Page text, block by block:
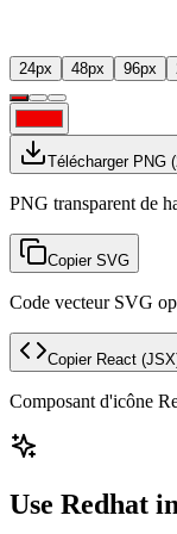
24px 48px 96px
Télécharger PNG (
PNG transparent de
Copier SVG
Code vecteur SVG
Copier React
Composant d'icône
Use Redhat